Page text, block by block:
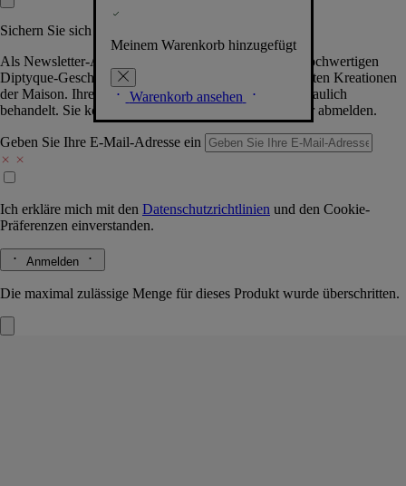
Meinem Warenkorb hinzugefügt
Warenkorb ansehen
Sichern Sie sich exklusive Vorteile
Als Newsletter-Abonnent.in erhalten Sie Zugang zu hochwertigen
Diptyque-Geschenken, Events & News über die neuesten Kreationen
der Maison. Ihre Daten werden selbstverständlich vertraulich
behandelt. Sie können sich jederzeit problemlos wieder abmelden.
Geben Sie Ihre E-Mail-Adresse ein
Ich erkläre mich mit den Datenschutzrichtlinien und den Cookie-
Präferenzen einverstanden.
Anmelden
Die maximal zulässige Menge für dieses Produkt wurde überschritten.